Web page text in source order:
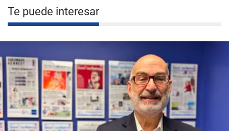
Te puede interesar